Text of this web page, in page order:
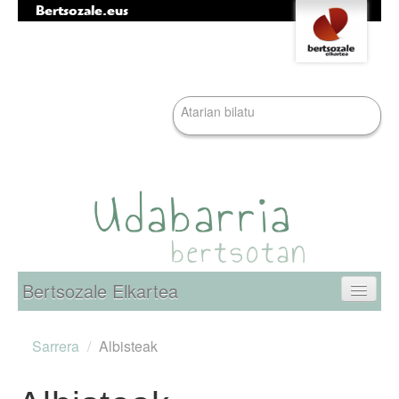
Bertsozale.eus
Bilatu atarian
Bertsozale Elkartea
Sarrera / Albisteak